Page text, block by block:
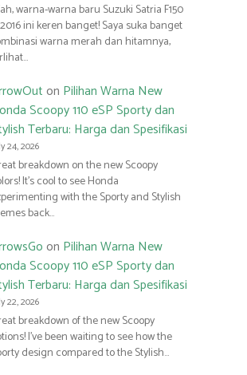
warna-warna baru Suzuki Satria F150
ini keren banget! Saya suka banget
warna merah dan hitamnya,
on Pilihan Warna New
Scoopy 110 eSP Sporty dan
Terbaru: Harga dan Spesifikasi
24, 2026
breakdown on the new Scoopy
It’s cool to see Honda
with the Sporty and Stylish
back…
on Pilihan Warna New
Scoopy 110 eSP Sporty dan
Terbaru: Harga dan Spesifikasi
22, 2026
breakdown of the new Scoopy
I’ve been waiting to see how the
design compared to the Stylish…